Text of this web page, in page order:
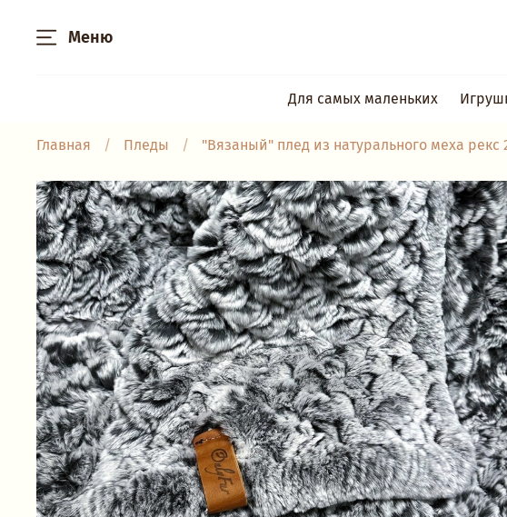
Меню
Для самых маленьких
Главная Пледы "Вязаный" плед из натурального меха